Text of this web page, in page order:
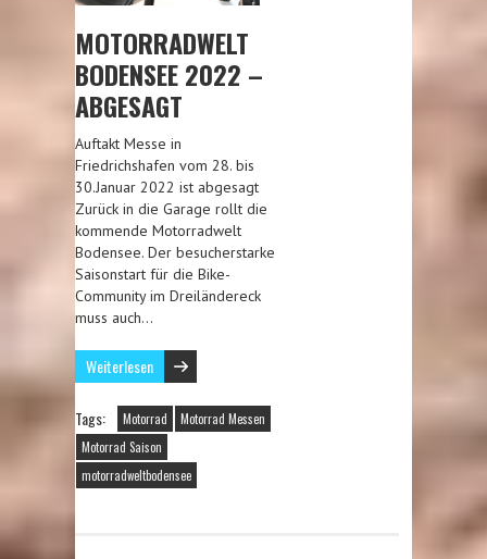
MOTORRADWELT
BODENSEE 2022 –
ABGESAGT
Auftakt Messe in
Friedrichshafen vom 28. bis
30.Januar 2022 ist abgesagt
Zurück in die Garage rollt die
kommende Motorradwelt
Bodensee. Der besucherstarke
Saisonstart für die Bike-
Community im Dreiländereck
muss auch…
Weiterlesen
Tags: Motorrad
Motorrad Messen
Motorrad Saison
motorradweltbodensee